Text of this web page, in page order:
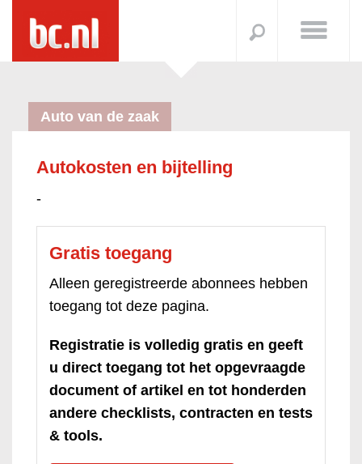
Auto van de zaak
Autokosten en bijtelling
-
Gratis toegang
Alleen geregistreerde abonnees hebben
toegang tot deze pagina.
Registratie is volledig gratis en geeft
u direct toegang tot het opgevraagde
document of artikel en tot honderden
andere checklists, contracten en tests
& tools.